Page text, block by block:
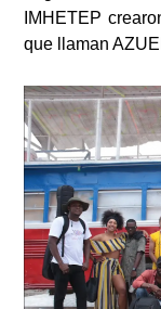
IMHETEP
que llaman